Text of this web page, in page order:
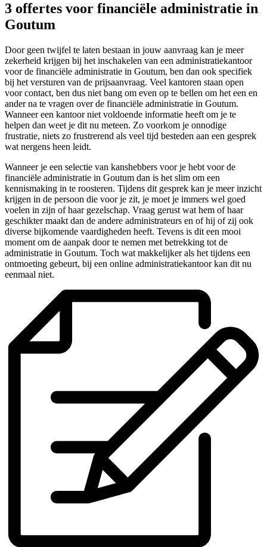
3 offertes voor financiële administratie in
Goutum
Door geen twijfel te laten bestaan in jouw aanvraag kan je meer
zekerheid krijgen bij het inschakelen van een administratiekantoor
voor de financiële administratie in Goutum, ben dan ook specifiek
bij het versturen van de prijsaanvraag. Veel kantoren staan open
voor contact, ben dus niet bang om even op te bellen om het een en
ander na te vragen over de financiële administratie in Goutum.
Wanneer een kantoor niet voldoende informatie heeft om je te
helpen dan weet je dit nu meteen. Zo voorkom je onnodige
frustratie, niets zo frustrerend als veel tijd besteden aan een gesprek
wat nergens heen leidt.
Wanneer je een selectie van kanshebbers voor je hebt voor de
financiële administratie in Goutum dan is het slim om een
kennismaking in te roosteren. Tijdens dit gesprek kan je meer inzicht
krijgen in de persoon die voor je zit, je moet je immers wel goed
voelen in zijn of haar gezelschap. Vraag gerust wat hem of haar
geschikter maakt dan de andere administrateurs en of hij of zij ook
diverse bijkomende vaardigheden heeft. Tevens is dit een mooi
moment om de aanpak door te nemen met betrekking tot de
administratie in Goutum. Toch wat makkelijker als het tijdens een
ontmoeting gebeurt, bij een online administratiekantoor kan dit nu
eenmaal niet.